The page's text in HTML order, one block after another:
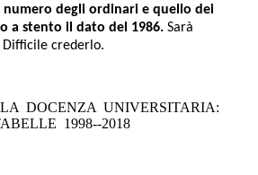
numero degli ordinari e quello dei
a stento il dato del 1986. Sarà
Difficile crederlo.
DOCENZA UNIVERSITARIA:
1998-­‐2018